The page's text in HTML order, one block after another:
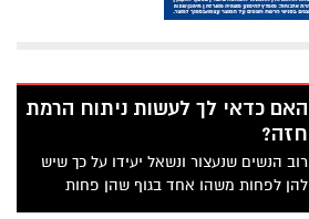
האם כדאי לך לעשות ניתוח הרמת
חזה?
רוב הנשים שנעצור ונשאל יעידו על כך שיש
להן לפחות משהו אחד בגוף שהן פחות
אוהבות ופחות מתחברות אליו. לכן, אם גם את